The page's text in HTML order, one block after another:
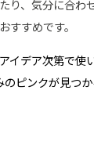
り、気分に合わ
すすめです。
イデア次第で使
ピンクが見つか